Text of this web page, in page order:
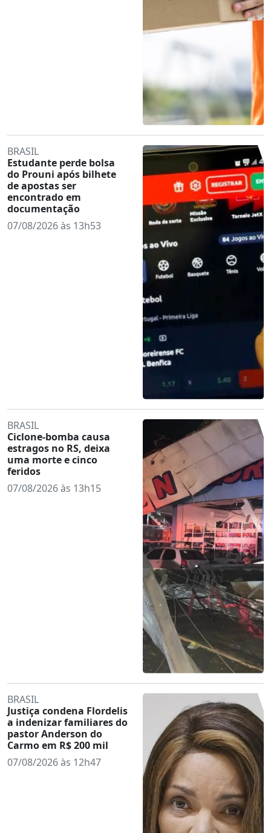
BRASIL
Estudante perde bolsa
do Prouni após bilhete
de apostas ser
encontrado em
documentação
07/08/2026 às 13h53
BRASIL
Ciclone-bomba causa
estragos no RS, deixa
uma morte e cinco
feridos
07/08/2026 às 13h15
BRASIL
Justiça condena Flordelis
a indenizar familiares do
pastor Anderson do
Carmo em R$ 200 mil
07/08/2026 às 12h47